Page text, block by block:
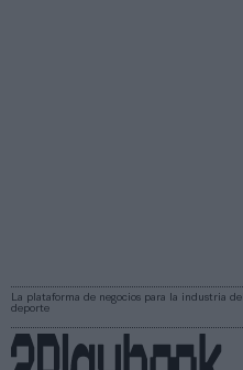
La plataforma de negocios para la industria del
deporte